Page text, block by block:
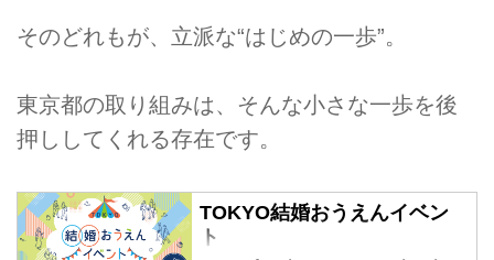
そのどれもが、立派な“はじめの一歩”。
東京都の取り組みは、そんな小さな一歩を後
押ししてくれる存在です。
TOKYO結婚おうえんイベン
ト